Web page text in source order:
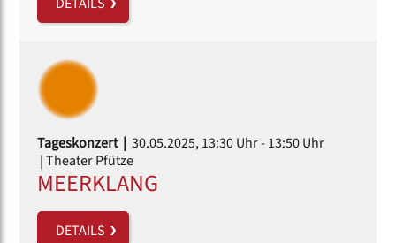
Tageskonzert | 30.05.2025, 13:30 Uhr- 13:50 Uhr
| Theater Pfütze
MEERKLANG
DETAILS